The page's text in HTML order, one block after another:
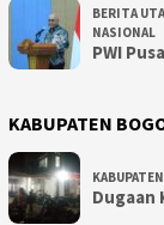
BERITA
NASIONAL
PWI
KABUPATEN
‎Dugaan